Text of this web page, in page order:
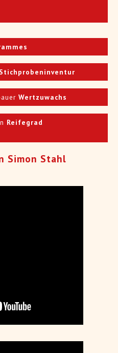
Stichprobeninventur
Wertzuwachs
Reifegrad
Simon Stahl